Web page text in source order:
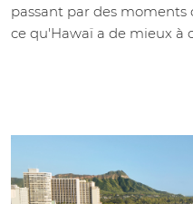
passant par des moments
ce qu'Hawaï a de mieux à